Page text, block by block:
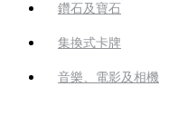
鑽石及寶石
集換式卡牌
音樂、電影及相機